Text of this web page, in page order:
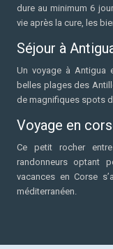
dure au minimum 6
vie après la cure, les
Séjour à
Un voyage à Antigua
belles plages des
de magnifiques spots
Voyage en
Ce petit rocher
randonneurs optant
vacances en Corse
méditerranéen.